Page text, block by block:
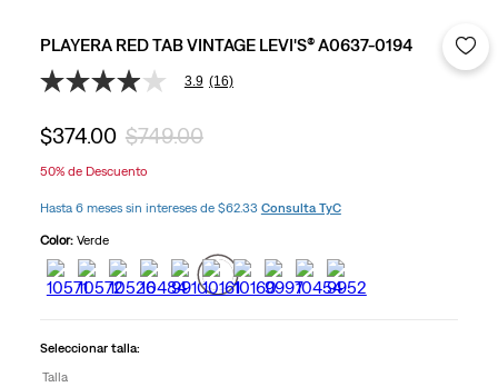
PLAYERA RED TAB VINTAGE LEVI'S® A0637-0194
3.9
5
estrellas,
medio
valoración.
Read
16
Reviews.
Enlace
página.
3.9 (16)
$374.00 $749.00
50%de Descuento
Hasta 6 meses sin intereses de $62.33 Consulta TyC
Color: Verde
Seleccionar talla:
Talla